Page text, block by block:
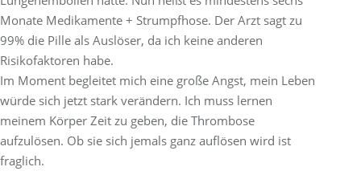
Monate Medikamente + Strumpfhose. Der Arzt sagt zu
99% die Pille als Auslöser, da ich keine anderen
Risikofaktoren habe.
Im Moment begleitet mich eine große Angst, mein Leben
würde sich jetzt stark verändern. Ich muss lernen
meinem Körper Zeit zu geben, die Thrombose
aufzulösen. Ob sie sich jemals ganz auflösen wird ist
fraglich.